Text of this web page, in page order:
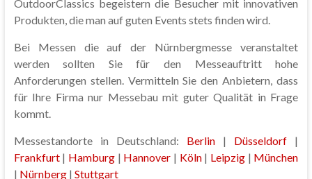
OutdoorClassics begeistern die Besucher mit innovativen
Produkten, die man auf guten Events stets finden wird.
Bei Messen die auf der Nürnbergmesse veranstaltet
werden sollten Sie für den Messeauftritt hohe
Anforderungen stellen. Vermitteln Sie den Anbietern, dass
für Ihre Firma nur Messebau mit guter Qualität in Frage
kommt.
Messestandorte in Deutschland: Berlin| Düsseldorf |
Frankfurt| Hamburg | Hannover | Köln| Leipzig| München
| Nürnberg| Stuttgart